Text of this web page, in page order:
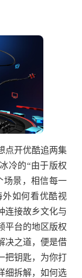
点开优酷追两集
冷的“由于版权
场景，相信每一
如何看优酷视
连接故乡文化与
平台的地区版权
决之道，便是借
把钥匙，为你打
细拆解，如何选